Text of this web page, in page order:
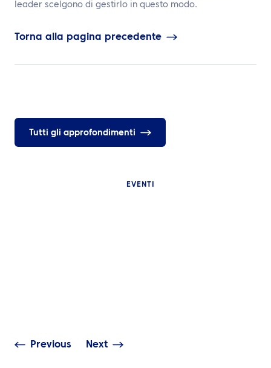
leader scelgono di gestirlo in questo modo.
Torna alla pagina precedente
Tutti gli approfondimenti
EVENTI
Previous Next